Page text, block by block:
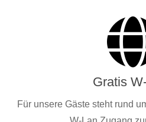
Gratis
Für unsere Gäste steht rund